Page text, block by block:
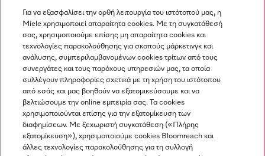
Newsletter
Miele στο Instagram
Miele στο Facebook
Miele στο Youtube
Για να εξασφαλίσει την ορθή λειτουργία του ιστότοπού μας, η
Miele χρησιμοποιεί απαραίτητα cookies. Με τη συγκατάθεσή
σας, χρησιμοποιούμε επίσης μη απαραίτητα cookies και
τεχνολογίες παρακολούθησης για σκοπούς μάρκετινγκ και
ανάλυσης, συμπεριλαμβανομένων cookies τρίτων από τους
συνεργάτες και τους παρόχους υπηρεσιών μας, τα οποία
συλλέγουν πληροφορίες σχετικά με τη χρήση του ιστότοπου
από εσάς και μας βοηθούν να εξατομικεύσουμε και να
βελτιώσουμε την online εμπειρία σας. Τα cookies
χρησιμοποιούνται επίσης για την εξατομίκευση των
διαφημίσεων. Με ξεχωριστή συγκατάθεση («Πλήρης
εξατομίκευση»), χρησιμοποιούμε cookies Bloomreach και
άλλες τεχνολογίες παρακολούθησης για τη συλλογή